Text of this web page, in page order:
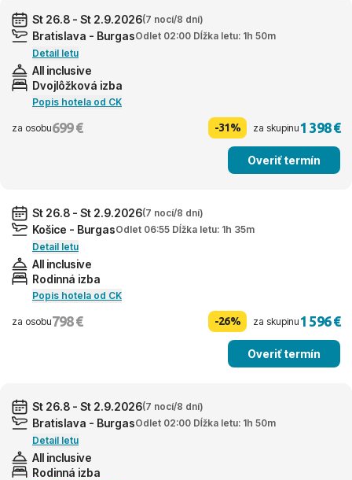
St 26.8 - St 2.9.2026(7 nocí/8 dní)
Bratislava - BurgasOdlet 02:00 Dĺžka letu: 1h 50m
Detail letu
All inclusive
Dvojlôžková izba
Popis hotela od CK
za osobu699 € -31% za skupinu1 398 €
Overiť termín
St 26.8 - St 2.9.2026(7 nocí/8 dní)
Košice - BurgasOdlet 06:55 Dĺžka letu: 1h 35m
Detail letu
All inclusive
Rodinná izba
Popis hotela od CK
za osobu798 € -26% za skupinu1 596 €
Overiť termín
St 26.8 - St 2.9.2026(7 nocí/8 dní)
Bratislava - BurgasOdlet 02:00 Dĺžka letu: 1h 50m
Detail letu
All inclusive
Rodinná izba